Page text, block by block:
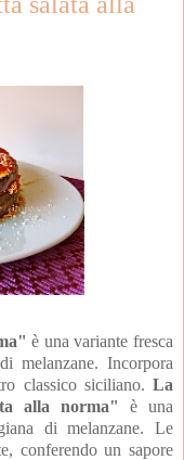
è una variante fresca
melanzane. Incorpora
classico siciliano. La
alla norma"
è una
di melanzane. Le
conferendo un sapore